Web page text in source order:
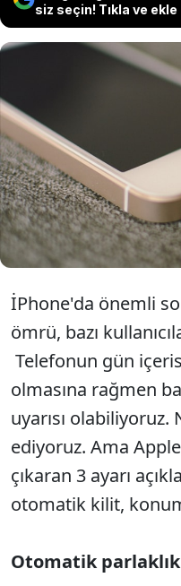
siz seçin! Tıkla ve ekle
iPhone
Pil'
Apple,
ömrünü iki
ayarı
İPhone'da önemli
ömrü, bazı
Telefonun gün
olmasına rağmen
uyarısı
ediyoruz. Ama
çıkaran 3 ayarı
otomatik kilit,
Otomatik parlaklık